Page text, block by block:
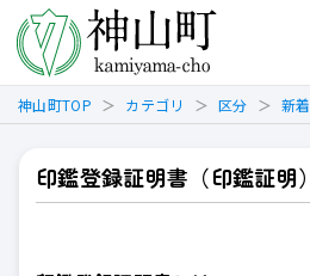
神山町TOP カテゴリ 区分 新
印鑑登録証明書（印鑑証明